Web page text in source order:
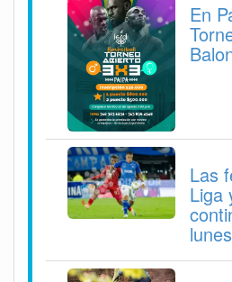
En
Las
Liga
lunes